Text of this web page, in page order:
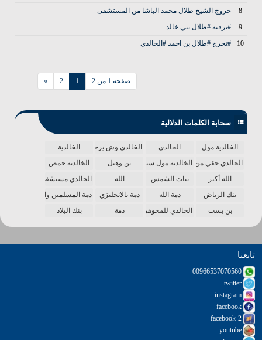
8
خروج الشيخ طلال محمد الباشا من المستشفى
9
#ترقيه #طلال بني خالد
10
#تخرج #طلال بن احمد #الخالدي
صفحة 1 من 2 1
2
»
سحابة الكلمات الدلالية
الخالدية مول الخالدي الخالدي وش يرجع
الخالدية
الخالدي حقي من الدنياالخالدية مول سينما بن وهيل
الخالدية حمص
الله أكبر
بنات الشمس الله
الخالدي مستشفى
بنك الرياض
ذمة الله ذمة بالانجليزي
ذمة المسلمين واحدة
بن بست
الخالدي للمجوهرات ذمة بنك البلاد
تابعنا